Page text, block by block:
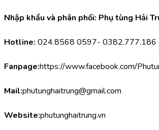
Nhập khẩu và phân phối: Phụ tùng Hải
Hotline: 024.8568 0597- 0382.777.186
Fanpage:https://www.facebook.com/
Mail:phutunghaitrung@gmail.com
Website:phutunghaitrung.vn